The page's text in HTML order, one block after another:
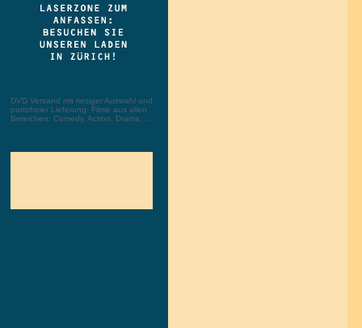
DVD Versand mit riesiger Auswahl und
portofreier Lieferung. Filme aus allen
Bereichen: Comedy, Action, Drama, ...